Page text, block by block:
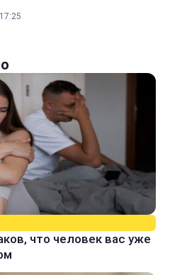
что человек вас уже